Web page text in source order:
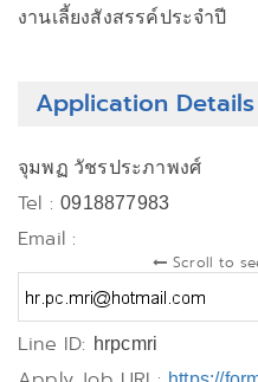
งานเลี้ยงสังสรรค์ประจำปี
Application
จุมพฏ วัชรประภาพงศ์
Tel :0918877983
Email :
Scroll to
Line ID: hrpcmri